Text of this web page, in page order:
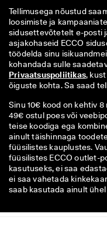
Tellimusega nõustud
loosimiste ja
sidusettevõtetelt e-posti
asjakohaseid ECCO
töödelda sinu
Privaatsuspoliitikas,
õiguste kohta. Sa saad
Sinu 10€ kood on kehtiv
49€ ostul poes või
teise koodiga ega
ainult täishinnaga
füüsilistes kauplustes.
füüsilistes ECCO outlet-
kasutuseks, ei saa
ei saa vahetada
saab kasutada ainult ühel